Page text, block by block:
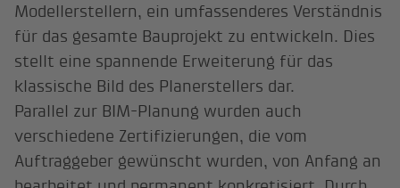
Modellerstellern, ein umfassenderes Verständnis
für das gesamte Bauprojekt zu entwickeln. Dies
stellt eine spannende Erweiterung für das
klassische Bild des Planerstellers dar.
Parallel zur BIM-Planung wurden auch
verschiedene Zertifizierungen, die vom
Auftraggeber gewünscht wurden, von Anfang an